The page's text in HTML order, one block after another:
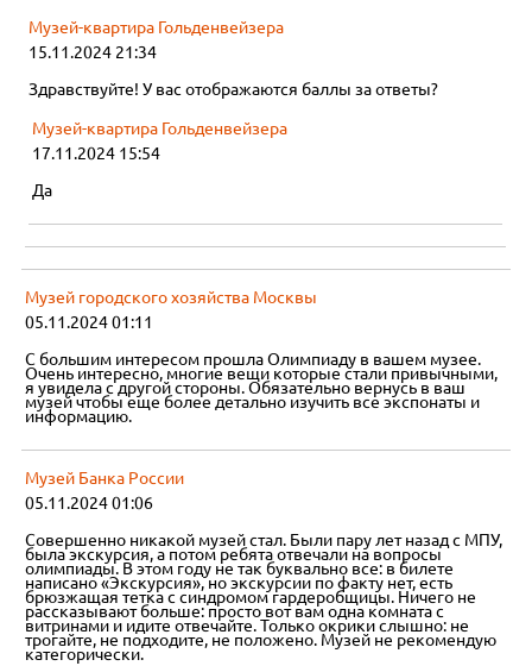
Музей-квартира Гольденвейзера
15.11.2024 21:34
Здравствуйте! У вас отображаются баллы за ответы?
Музей-квартира Гольденвейзера
17.11.2024 15:54
Да
Музей городского хозяйства Москвы
05.11.2024 01:11
С большим интересом прошла Олимпиаду в вашем музее.
Очень интересно, многие вещи которые стали привычными,
я увидела с другой стороны. Обязательно вернусь в ваш
музей чтобы еще более детально изучить все экспонаты и
информацию.
Музей Банка России
05.11.2024 01:06
Совершенно никакой музей стал. Были пару лет назад с МПУ,
была экскурсия, а потом ребята отвечали на вопросы
олимпиады. В этом году не так буквально все: в билете
написано «Экскурсия», но экскурсии по факту нет, есть
брюзжащая тетка с синдромом гардеробщицы. Ничего не
рассказывают больше: просто вот вам одна комната с
витринами и идите отвечайте. Только окрики слышно: не
трогайте, не подходите, не положено. Музей не рекомендую
категорически.